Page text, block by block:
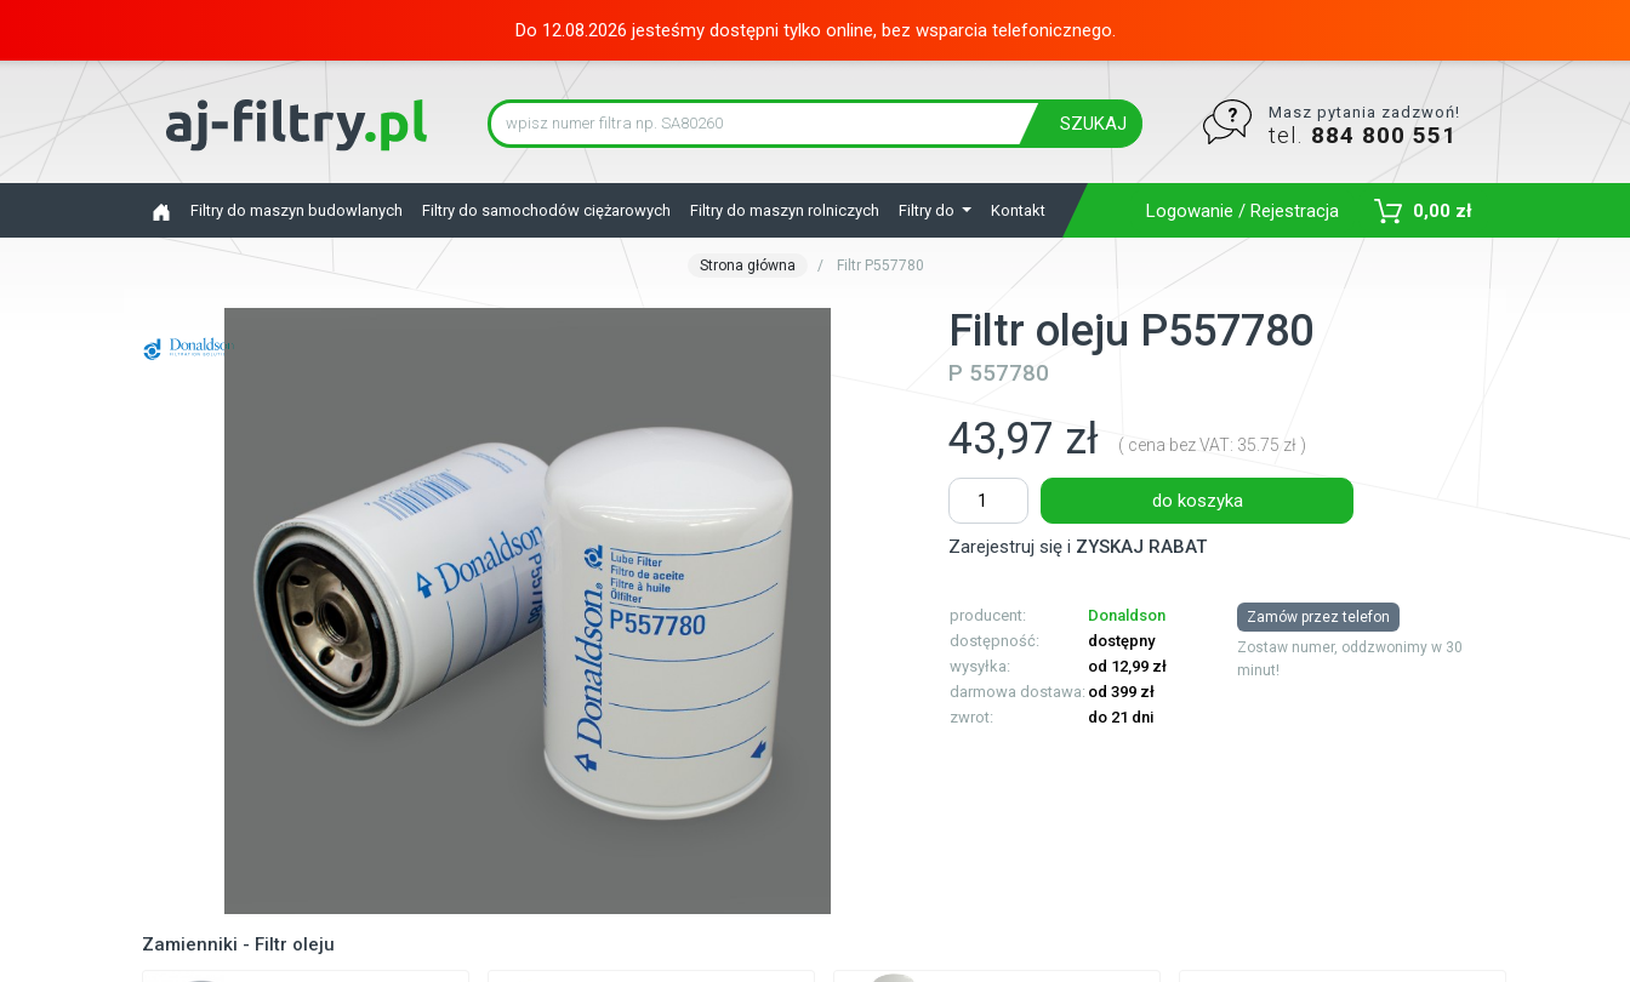
Do 12.08.2026 jesteśmy dostępni tylko online, bez wsparcia telefonicznego.
SZUKAJ
Masz pytania zadzwoń!
tel. 884 800 551
Filtry do maszyn budowlanych Filtry do samochodów ciężarowych Filtry do maszyn rolniczych Filtry do Kontakt Logowanie / Rejestracja 0,00 zł
Strona główna Filtr P557780
Filtr oleju P557780
P 557780
43,97 zł ( cena bez VAT: 35.75 zł )
do koszyka
Zarejestruj się i ZYSKAJ RABAT
producent:
Donaldson
dostępność:
dostępny
wysyłka:
od 12,99 zł
darmowa dostawa: od 399 zł
zwrot:
do 21 dni
Zamów przez telefon
Zostaw numer, oddzwonimy w 30
minut!
Zamienniki - Filtr oleju